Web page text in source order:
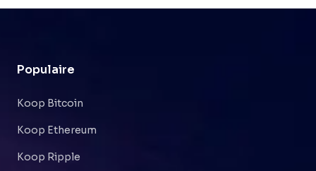
Populaire
Koop Bitcoin
Koop Ethereum
Koop Ripple